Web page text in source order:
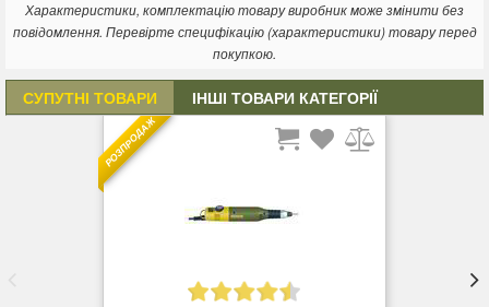
Характеристики, комплектацію товару виробник може змінити без
повідомлення. Перевірте специфікацію (характеристики) товару перед
покупкою.
СУПУТНІ ТОВАРИ ІНШІ ТОВАРИ КАТЕГОРІЇ
РОЗПРОДАЖ